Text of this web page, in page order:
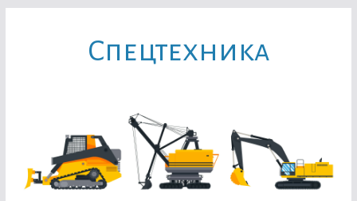
содержимомуCпецтехника